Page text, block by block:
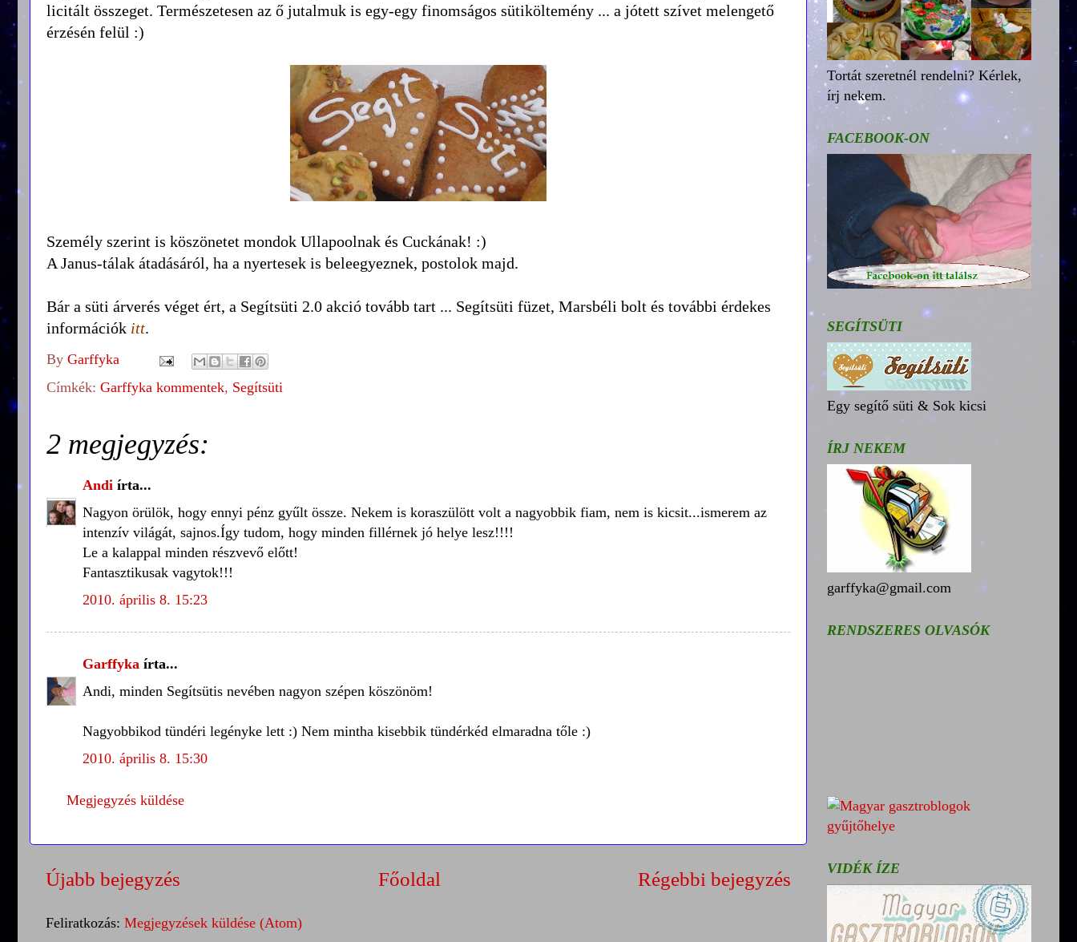
licitált összeget. Természetesen az ő jutalmuk is egy-egy finomságos sütiköltemény ... a jótett szívet melengető
érzésén felül :)
Személy szerint is köszönetet mondok Ullapoolnak és Cuckának! :)
A Janus-tálak átadásáról, ha a nyertesek is beleegyeznek, postolok majd.
Bár a süti árverés véget ért, a Segítsüti 2.0 akció tovább tart ... Segítsüti füzet, Marsbéli bolt és további érdekes
információk itt.
By Garffyka
Címkék: Garffyka kommentek, Segítsüti
2 megjegyzés:
Andi írta...
Nagyon örülök, hogy ennyi pénz gyűlt össze. Nekem is koraszülött volt a nagyobbik fiam, nem is kicsit...ismerem az
intenzív világát, sajnos.Így tudom, hogy minden fillérnek jó helye lesz!!!!
Le a kalappal minden részvevő előtt!
Fantasztikusak vagytok!!!
2010. április 8. 15:23
Garffyka írta...
Andi, minden Segítsütis nevében nagyon szépen köszönöm!
Nagyobbikod tündéri legényke lett :) Nem mintha kisebbik tündérkéd elmaradna tőle :)
2010. április 8. 15:30
Megjegyzés küldése
Újabb bejegyzés Régebbi bejegyzés
Főoldal
Feliratkozás: Megjegyzések küldése (Atom)
Tortát szeretnél rendelni? Kérlek,
írj nekem.
FACEBOOK-ON
SEGÍTSÜTI
Egy segítő süti & Sok kicsi
ÍRJ NEKEM
garffyka@gmail.com
RENDSZERES OLVASÓK
VIDÉK ÍZE